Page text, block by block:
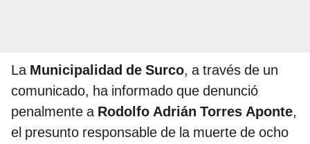
La Municipalidad de Surco, a través de un
comunicado, ha informado que denunció
penalmente a Rodolfo Adrián Torres Aponte,
el presunto responsable de la muerte de ocho